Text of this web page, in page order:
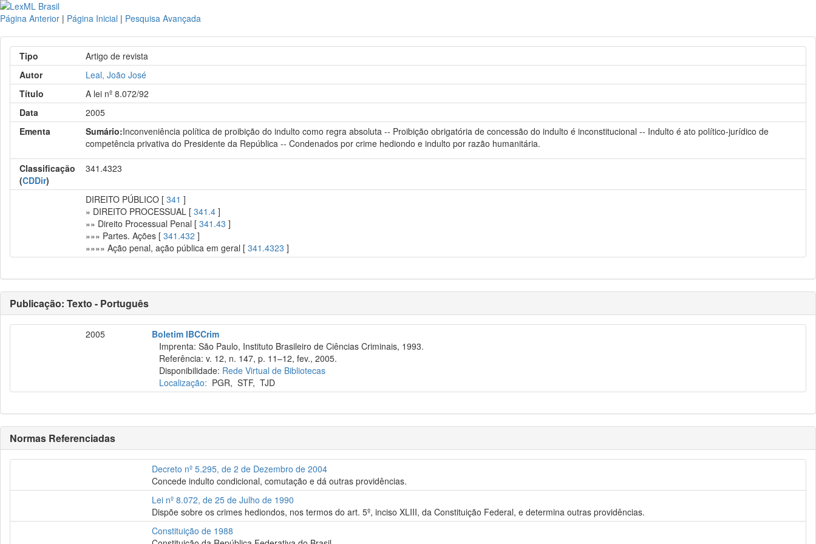
Página Anterior | Página Inicial | Pesquisa Avançada
Tipo
Artigo de revista
Autor
Leal, João José
Título
A lei nº 8.072/92
Data
2005
Ementa
Sumário:Inconveniência política de proibição do indulto como regra absoluta -- Proibição obrigatória de concessão do indulto é inconstitucional -- Indulto é ato político-jurídico de
competência privativa do Presidente da República -- Condenados por crime hediondo e indulto por razão humanitária.
Classificação
(CDDir)
341.4323
DIREITO PÚBLICO [341 ]
» DIREITO PROCESSUAL [341.4 ]
»» Direito Processual Penal [341.43 ]
»»» Partes. Ações [341.432 ]
»»»» Ação penal, ação pública em geral [341.4323 ]
Publicação: Texto - Português
2005
Boletim IBCCrim
Imprenta: São Paulo, Instituto Brasileiro de Ciências Criminais, 1993.
Referência: v. 12, n. 147, p. 11–12, fev., 2005.
Disponibilidade: Rede Virtual de Bibliotecas
Localização: PGR,STF,TJD
Normas Referenciadas
Decreto nº 5.295, de 2 de Dezembro de 2004
Concede indulto condicional, comutação e dá outras providências.
Lei nº 8.072, de 25 de Julho de 1990
Dispõe sobre os crimes hediondos, nos termos do art. 5º, inciso XLIII, da Constituição Federal, e determina outras providências.
Constituição de 1988